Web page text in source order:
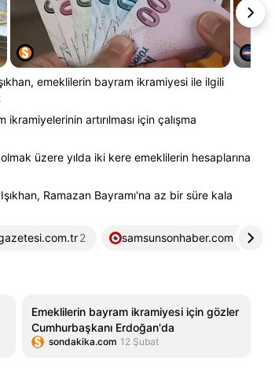
emeklilerin bayram ikramiyesi ile ilgili
artırılması için çalışma
üzere yılda iki kere emeklilerin hesaplarına
Ramazan Bayramı'na az bir süre kala
2 samsunsonhaber.com
Emeklilerin bayram ikramiyesi için gözler
Cumhurbaşkanı Erdoğan'da
sondakika.com 12 Şubat